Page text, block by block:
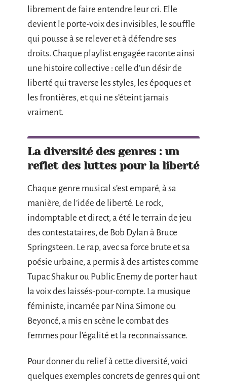
librement de faire entendre leur cri. Elle
devient le porte-voix des invisibles, le souffle
qui pousse à se relever et à défendre ses
droits. Chaque playlist engagée raconte ainsi
une histoire collective : celle d’un désir de
liberté qui traverse les styles, les époques et
les frontières, et qui ne s’éteint jamais
vraiment.
La diversité des genres : un
reflet des luttes pour la liberté
Chaque genre musical s’est emparé, à sa
manière, de l’idée de liberté. Le rock,
indomptable et direct, a été le terrain de jeu
des contestataires, de Bob Dylan à Bruce
Springsteen. Le rap, avec sa force brute et sa
poésie urbaine, a permis à des artistes comme
Tupac Shakur ou Public Enemy de porter haut
la voix des laissés-pour-compte. La musique
féministe, incarnée par Nina Simone ou
Beyoncé, a mis en scène le combat des
femmes pour l’égalité et la reconnaissance.
Pour donner du relief à cette diversité, voici
quelques exemples concrets de genres qui ont